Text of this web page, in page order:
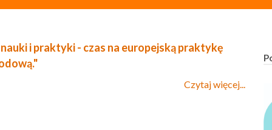
i praktyki - czas na europejską praktykę
Czytaj więcej...